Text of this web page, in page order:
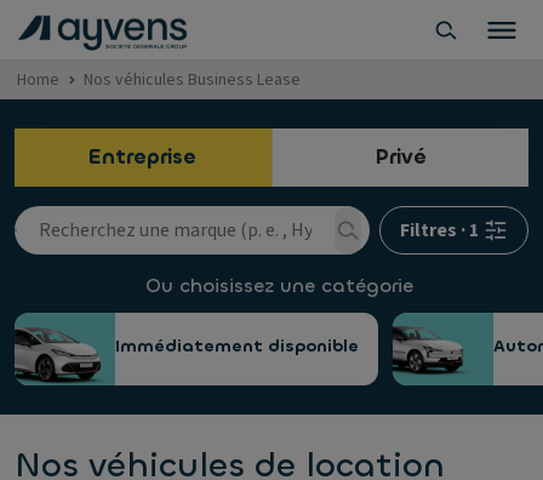
Home Nos véhicules Business Lease
Entreprise Privé
Filtres ·1
Ou choisissez une catégorie
Immédiatement disponible
Nos véhicules de location